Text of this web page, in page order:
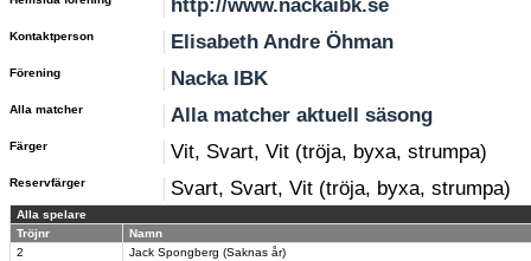
http://www.nackaibk.se
Kontaktperson Elisabeth Andre Öhman
Förening Nacka IBK
Alla matcher Alla matcher aktuell säsong
Färger Vit, Svart, Vit (tröja, byxa, strumpa)
Reservfärger Svart, Svart, Vit (tröja, byxa, strumpa)
Alla spelare
Tröjnr
Namn
2
Jack Spongberg (Saknas år)